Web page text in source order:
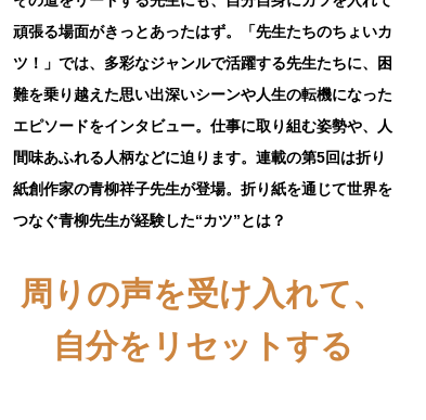
頑張る場面がきっとあったはず。「先生たちのちょいカ
ツ！」では、多彩なジャンルで活躍する先生たちに、困
難を乗り越えた思い出深いシーンや人生の転機になった
エピソードをインタビュー。仕事に取り組む姿勢や、人
間味あふれる人柄などに迫ります。連載の第5回は折り
紙創作家の青柳祥子先生が登場。折り紙を通じて世界を
つなぐ青柳先生が経験した“カツ”とは？
周りの声を受け入れて、
自分をリセットする